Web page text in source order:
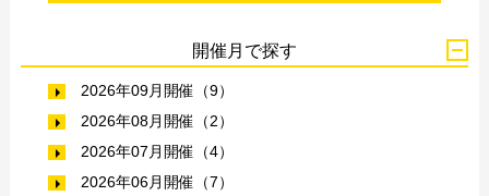
開催月で探す
2026年09月開催（9）
2026年08月開催（2）
2026年07月開催（4）
2026年06月開催（7）